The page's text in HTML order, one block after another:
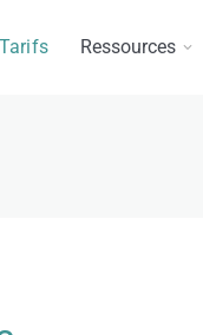
Tarifs Ressources